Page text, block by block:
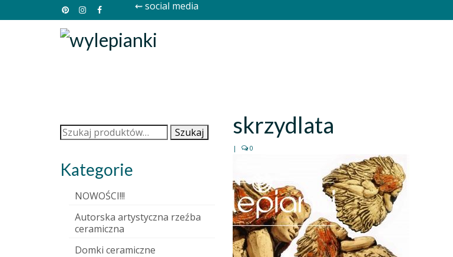
⇜ social media
skrzydlata
| 0
Szukaj: Szukaj
Kategorie
NOWOŚCI!!!
Autorska artystyczna rzeźba
ceramiczna
Domki ceramiczne